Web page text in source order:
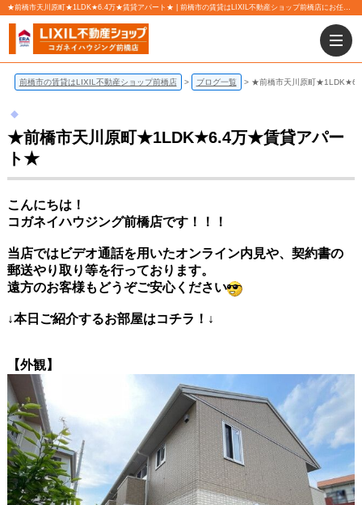
★前橋市天川原町★1LDK★6.4万★賃貸アパート★ | 前橋市の賃貸はLIXIL不動産ショップ前橋店にお任せ下さい！
前橋市の賃貸はLIXIL不動産ショップ前橋店 ブログ一覧 ★前橋市天川原町
★前橋市天川原町★1LDK★6.4万★賃貸アパー
ト★
こんにちは！
コガネイハウジング前橋店です！！！
当店ではビデオ通話を用いたオンライン内見や、契約書の
郵送やり取り等を行っております。
遠方のお客様もどうぞご安心ください
↓本日ご紹介するお部屋はコチラ！↓
【外観】